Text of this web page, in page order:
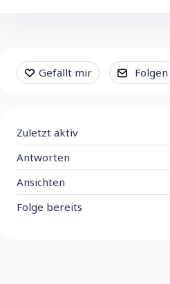
Content aside
Gefällt mir Folgen
Zuletzt aktiv
Antworten
Ansichten
Folge bereits